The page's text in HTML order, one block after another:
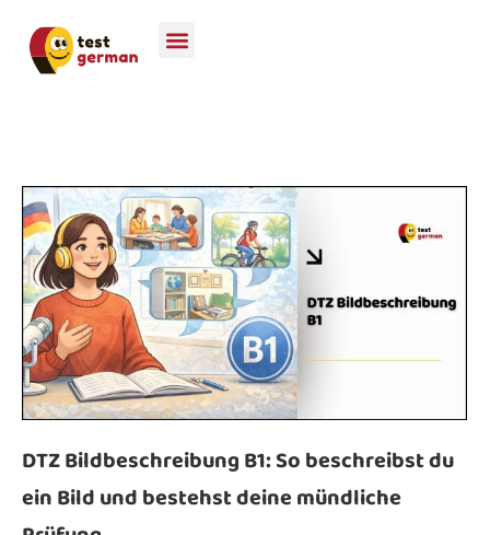
DTZ Bildbeschreibung B1: So beschreibst du
ein Bild und bestehst deine mündliche